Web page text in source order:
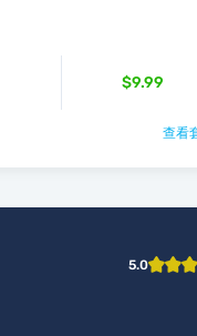
$9.99
查看
5.0